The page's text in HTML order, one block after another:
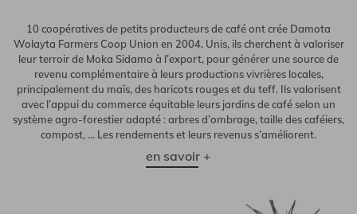
10 coopératives de petits producteurs de café ont crée Damota
Wolayta Farmers Coop Union en 2004. Unis, ils cherchent à valoriser
leur terroir de Moka Sidamo à l’export, pour générer une source de
revenu complémentaire à leurs productions vivrières locales,
principalement du maïs, des haricots rouges et du teff. Ils valorisent
avec l’appui du commerce équitable leurs jardins de café selon un
système agro-forestier adapté : arbres d’ombrage, taille des caféiers,
compost, ... Les rendements et leurs revenus s’améliorent.
en savoir +